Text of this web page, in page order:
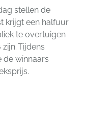
stellen de
krijgt een halfuur
te overtuigen
Tijdens
de winnaars